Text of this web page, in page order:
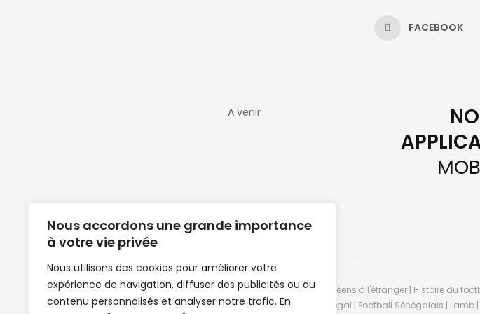
Nous accordons une grande importance
à votre vie privée
Nous utilisons des cookies pour améliorer votre
expérience de navigation, diffuser des publicités ou du
contenu personnalisés et analyser notre trafic. En
FACEBOOK
A venir
Clubs de football en Guinée | Footballeurs guinéens à l'étranger | Histoire du
de Guinée de football | Mercato | Lions du Sénégal | Football Sénégalais | Lamb